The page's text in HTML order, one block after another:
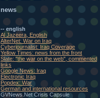
news
-- english
Al Jazeera, English
AlterNet: War on Iraq
Cyberjournalist: Iraq Coverage
Yellow Times: news from the front
Slate: "the war on the web", commented
links
Google News: Iraq
Electronic Iraq
Popdex: War
German and international resources
GVNews.Net Crisis Capsule